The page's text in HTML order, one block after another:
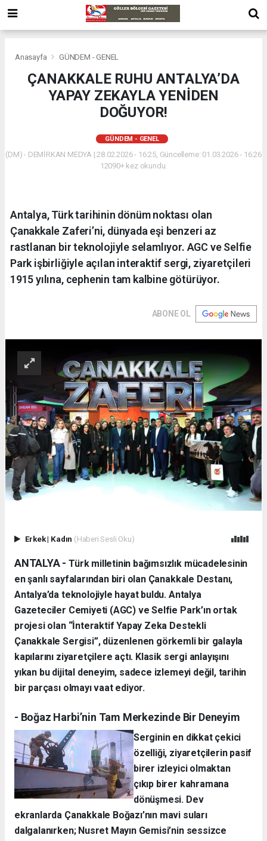
Anasayfa GÜNDEM - GENEL
ÇANAKKALE RUHU ANTALYA’DA
YAPAY ZEKAYLA YENİDEN
DOĞUYOR!
GÜNDEM - GENEL
(DM) - DEMİRKAN MEDYA | 28.02.2026 - 16:25, Güncelleme: 01.03.2026 - 16:26
12090+ kez okundu.
Antalya, Türk tarihinin dönüm noktası olan
Çanakkale Zaferi’ni, dünyada eşi benzeri az
rastlanan bir teknolojiyle selamlıyor. AGC ve Selfie
Park işbirliğiyle açılan interaktif sergi, ziyaretçileri
1915 yılına, cephenin tam kalbine götürüyor.
ABONE OL
Erkek| Kadın (Haberi Sesli Oku)
ANTALYA - Türk milletinin bağımsızlık mücadelesinin
en şanlı sayfalarından biri olan Çanakkale Destanı,
Antalya’da teknolojiyle hayat buldu. Antalya
Gazeteciler Cemiyeti (AGC) ve Selfie Park’ın ortak
projesi olan “İnteraktif Yapay Zeka Destekli
Çanakkale Sergisi”, düzenlenen görkemli bir galayla
kapılarını ziyaretçilere açtı. Klasik sergi anlayışını
yıkan bu dijital deneyim, sadece izlemeyi değil, tarihin
bir parçası olmayı vaat ediyor.
- Boğaz Harbi’nin Tam Merkezinde Bir Deneyim
Serginin en dikkat çekici
özelliği, ziyaretçilerin pasif
birer izleyici olmaktan
çıkıp birer kahramana
dönüşmesi. Dev
ekranlarda Çanakkale Boğazı’nın mavi suları
dalgalanırken; Nusret Mayın Gemisi’nin sessizce